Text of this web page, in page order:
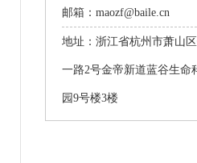
邮箱：maozf@baile.cn
地址：浙江省杭州市萧山
一路2号金帝新道蓝谷生命
园9号楼3楼